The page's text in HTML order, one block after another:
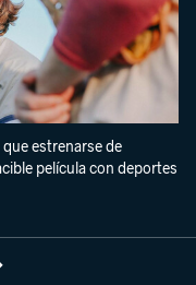
estrenarse de
película con deportes